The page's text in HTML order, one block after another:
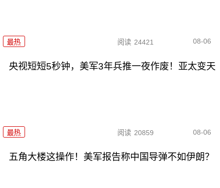
最热 阅读 24421 08-06
央视短短5秒钟，美军3年兵推一夜作废！亚太变天
最热 阅读 20859 08-06
五角大楼这操作！美军报告称中国导弹不如伊朗？